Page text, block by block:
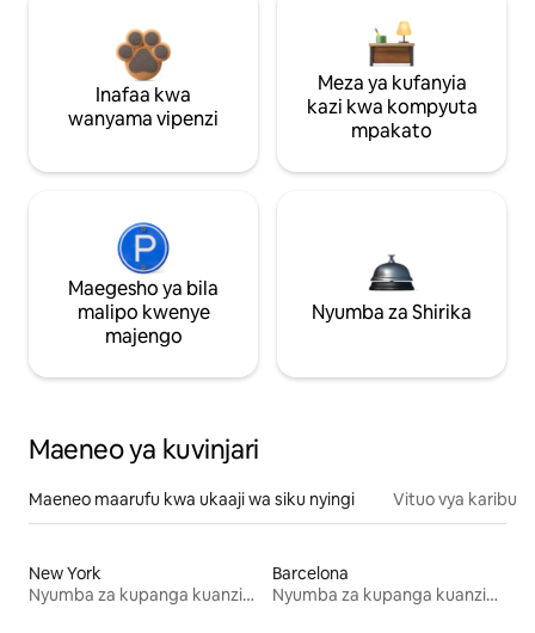
Inafaa kwa
wanyama vipenzi
Meza ya kufanyia
kazi kwa kompyuta
mpakato
Maegesho ya bila
malipo kwenye
majengo
Nyumba za Shirika
Maeneo ya kuvinjari
Maeneo maarufu kwa ukaaji wa siku nyingi Vituo vya karibu
New York
Nyumba za kupanga kuanzia mwezi mmoja
Barcelona
Nyumba za kupanga kuanzia mwezi mmoja